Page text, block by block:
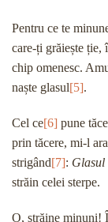
Pentru ce te
care-ți grăiește ție,
chip omenesc.
naște glasul[5].
Cel ce[6] pune
prin tăcere, mi-l
strigând[7]: Glasul
străin celei sterpe.
O, străine minuni!